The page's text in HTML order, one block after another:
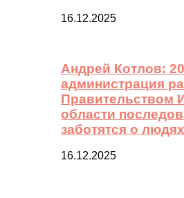
16.12.2025
Андрей Котлов:
администрация
Правительством
области
заботятся о людях
16.12.2025